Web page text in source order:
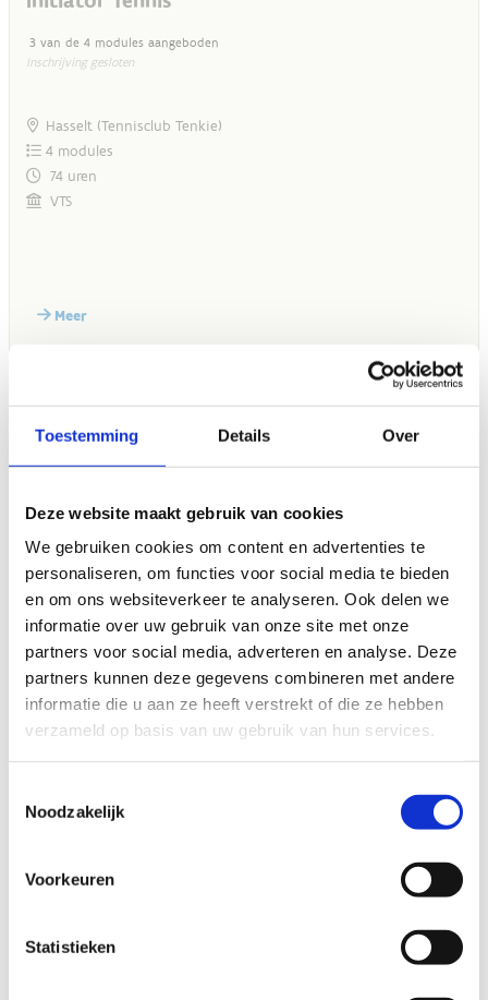
Toestemming Details Over
Deze website maakt gebruik van cookies
We gebruiken cookies om content en advertenties te
personaliseren, om functies voor social media te bieden
en om ons websiteverkeer te analyseren. Ook delen we
informatie over uw gebruik van onze site met onze
partners voor social media, adverteren en analyse. Deze
partners kunnen deze gegevens combineren met andere
informatie die u aan ze heeft verstrekt of die ze hebben
verzameld op basis van uw gebruik van hun services.
Noodzakelijk
Voorkeuren
Statistieken